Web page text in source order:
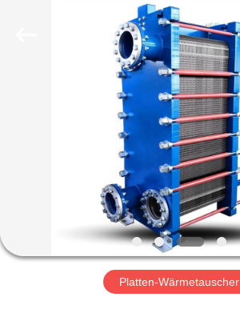
PRODUKTE
FABRIK-
AUSFLUG
Platten-Wärmetauscher